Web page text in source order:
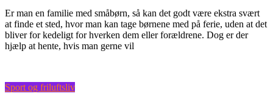
Er man en familie med småbørn, så kan det godt være ekstra svært
at finde et sted, hvor man kan tage børnene med på ferie, uden at det
bliver for kedeligt for hverken dem eller forældrene. Dog er der
hjælp at hente, hvis man gerne vil
Sport og friluftsliv